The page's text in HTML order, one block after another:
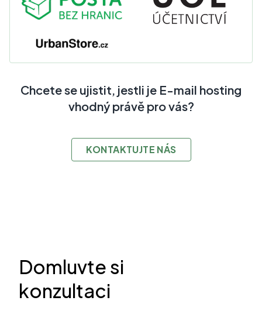
Chcete se ujistit, jestli je E-mail hosting
vhodný právě pro vás?
KONTAKTUJTE NÁS
Domluvte si
konzultaci